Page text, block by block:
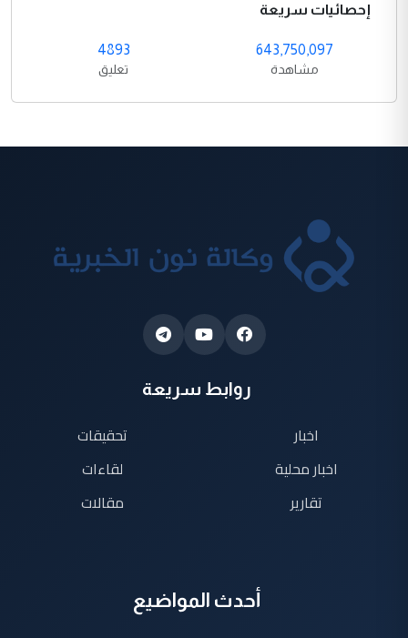
إحصائيات سريعة
643,750,097
مشاهدة
4893
تعليق
روابط سريعة
اخبار
اخبار محلية
تقارير
تحقيقات
لقاءات
مقالات
أحدث المواضيع